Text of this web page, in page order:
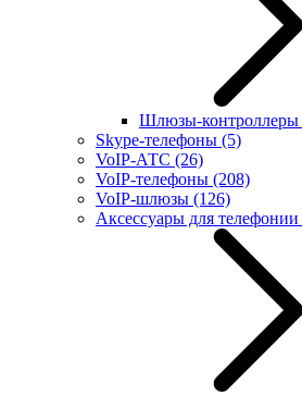
Шлюзы-контроллеры
Skype-телефоны (5)
VoIP-АТС (26)
VoIP-телефоны (208)
VoIP-шлюзы (126)
Аксессуары для телефонии